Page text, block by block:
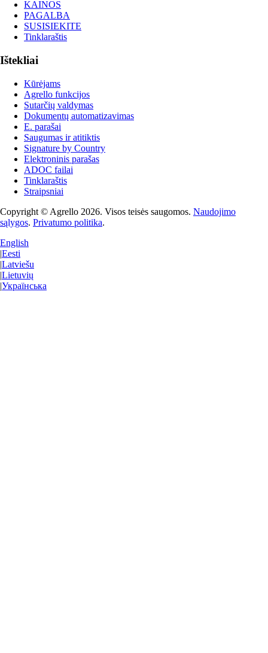
KAINOS
PAGALBA
SUSISIEKITE
Tinklaraštis
Ištekliai
Kūrėjams
Agrello funkcijos
Sutarčių valdymas
Dokumentų automatizavimas
E. parašai
Saugumas ir atitiktis
Signature by Country
Elektroninis parašas
ADOC failai
Tinklaraštis
Straipsniai
Copyright © Agrello 2026. Visos teisės saugomos. Naudojimo
sąlygos. Privatumo politika.
English
|Eesti
|Latviešu
|Lietuvių
|Українська